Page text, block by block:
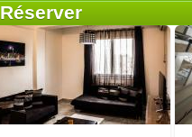
Réserver
18 avis